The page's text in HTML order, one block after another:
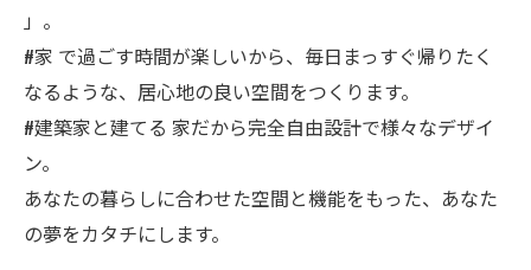
」。
#家 で過ごす時間が楽しいから、毎日まっすぐ帰りたく
なるような、居心地の良い空間をつくります。
#建築家と建てる 家だから完全自由設計で様々なデザイ
ン。
あなたの暮らしに合わせた空間と機能をもった、あなた
の夢をカタチにします。